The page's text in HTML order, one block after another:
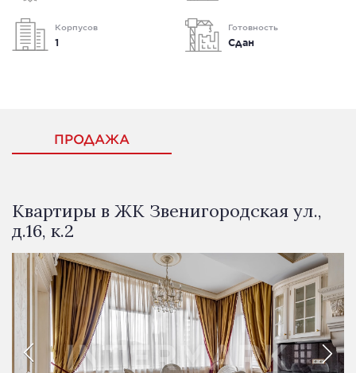
Корпусов
1
Готовность
Сдан
ПРОДАЖА
Квартиры в ЖК Звенигородская ул.,
д.16, к.2